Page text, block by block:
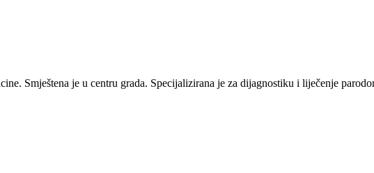
Smještena je u centru grada. Specijalizirana je za dijagnostiku i liječenje